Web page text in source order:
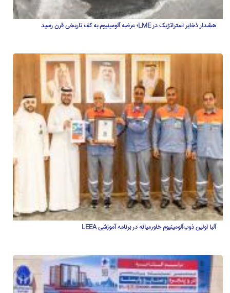
هشدار ذخایر استراتژیک در LME؛ عرضه آلومینیوم به کف تاریخی قرن رسید
آلبا اولین ذوب‌آلومینیوم خاورمیانه در برنامه آموزشی LEEA